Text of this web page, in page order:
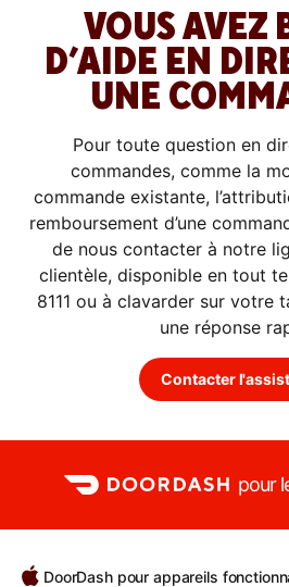
VOUS AVEZ
D’AIDE EN
UNE
Pour toute question en
commandes, comme la
commande existante,
remboursement d’une
de nous contacter à notre
clientèle, disponible en tout
8111 ou à clavarder sur votre
une réponse
Contacter
pour
DoorDash pour appareils